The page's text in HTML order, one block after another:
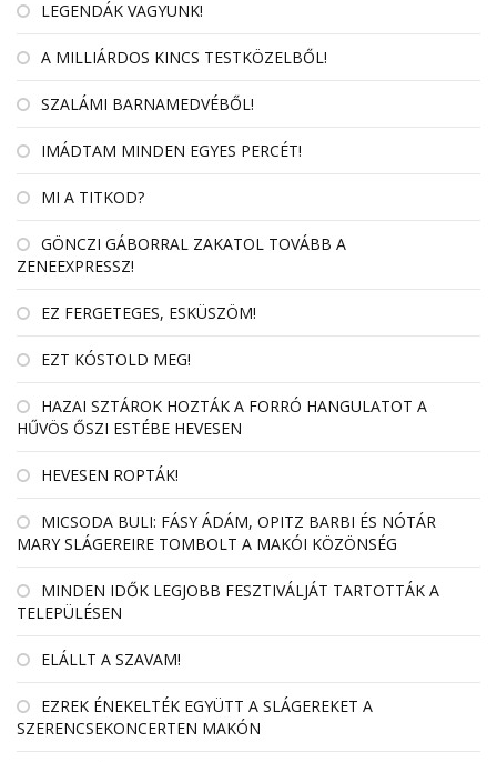
LEGENDÁK VAGYUNK!
A MILLIÁRDOS KINCS TESTKÖZELBŐL!
SZALÁMI BARNAMEDVÉBŐL!
IMÁDTAM MINDEN EGYES PERCÉT!
MI A TITKOD?
GÖNCZI GÁBORRAL ZAKATOL TOVÁBB A
ZENEEXPRESSZ!
EZ FERGETEGES, ESKÜSZÖM!
EZT KÓSTOLD MEG!
HAZAI SZTÁROK HOZTÁK A FORRÓ HANGULATOT A
HŰVÖS ŐSZI ESTÉBE HEVESEN
HEVESEN ROPTÁK!
MICSODA BULI: FÁSY ÁDÁM, OPITZ BARBI ÉS NÓTÁR
MARY SLÁGEREIRE TOMBOLT A MAKÓI KÖZÖNSÉG
MINDEN IDŐK LEGJOBB FESZTIVÁLJÁT TARTOTTÁK A
TELEPÜLÉSEN
ELÁLLT A SZAVAM!
EZREK ÉNEKELTÉK EGYÜTT A SLÁGEREKET A
SZERENCSEKONCERTEN MAKÓN